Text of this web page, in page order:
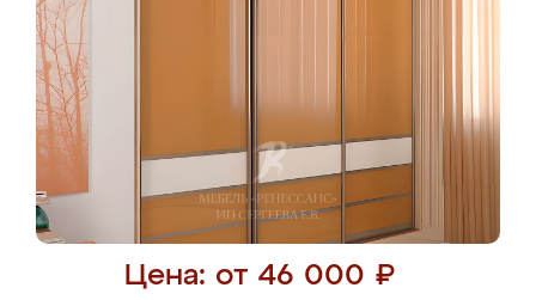
Цена: от 46 000 ₽